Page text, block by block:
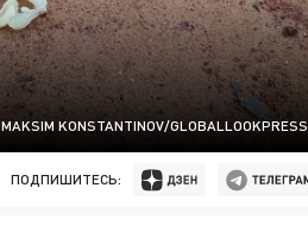
MAKSIM KONSTANTINOV/GLOBALLOOKPRESS
ПОДПИШИТЕСЬ: